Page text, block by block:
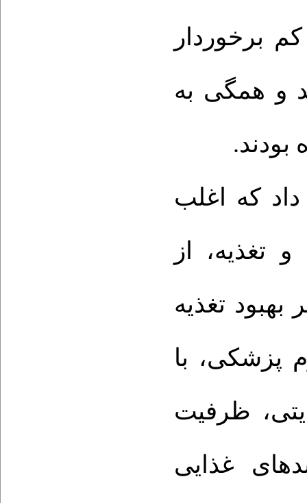
برخوردار
و همگی به
داد که اغلب
تغذیه، از
بهبود تغذیه
پزشکی، با
ظرفیت
غذایی